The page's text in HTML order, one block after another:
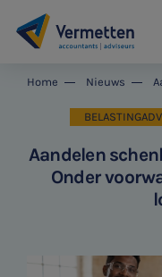
Home Nieuws
Aandelen
Onder